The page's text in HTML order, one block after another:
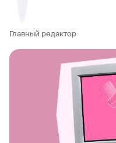
Главный редактор